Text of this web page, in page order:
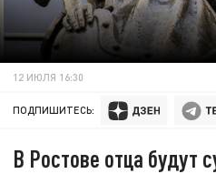
12 ИЮЛЯ 16:30
ПОДПИШИТЕСЬ:
В Ростове отца будут